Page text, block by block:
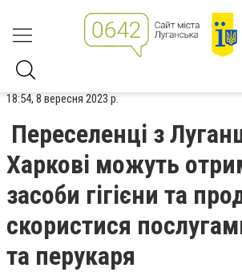
18:54, 8 вересня 2023 р.
Переселенці з
Харкові можуть
засоби гігієни та
скористися
та перукаря